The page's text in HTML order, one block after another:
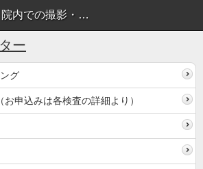
院内での撮影・録音、 SNSなどへの投稿は禁止です | News
ー
グ
申込みは各検査の詳細より）